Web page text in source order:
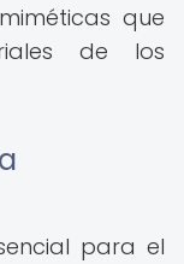
que
de los
para el